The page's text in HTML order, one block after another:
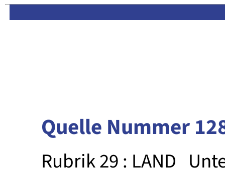
Quelle Nummer
Rubrik 29 : LAND